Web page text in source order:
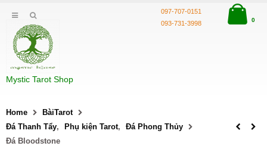
Mystic Tarot Shop
097-707-0151
093-731-3998
0
Home
BàiTarot
Đá Thanh Tẩy, Phụ kiện Tarot,
Đá Phong Thủy
Đá Bloodstone